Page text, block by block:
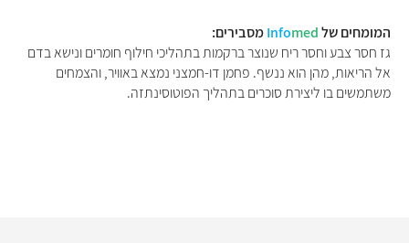
המומחים של Infomed
מסבירים:
גז חסר צבע וחסר ריח שנוצר ברקמות בתהליכי חילוף חומרים ונישא בדם
אל הריאות, מהן הוא ננשף. פחמן דו-חמצני נמצא באוויר, והצמחים
משתמשים בו ליצירת סוכרים בתהליך הפוטוסינתזה.